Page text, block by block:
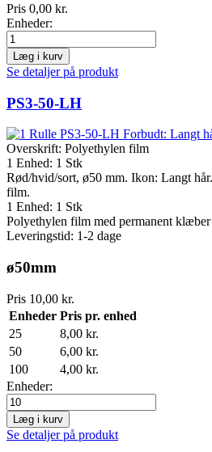
Pris 0,00 kr.
Enheder:
Læg i kurv
Se detaljer på produkt
PS3-50-LH
Overskrift: Polyethylen film
1 Enhed: 1 Stk
Rød/hvid/sort, ø50 mm. Ikon: Langt
film.
1 Enhed: 1 Stk
Polyethylen film med permanent klæber
Leveringstid: 1-2 dage
ø50mm
Pris 10,00 kr.
Enheder Pris pr. enhed
25
8,00 kr.
50
6,00 kr.
100
4,00 kr.
Enheder:
Læg i kurv
Se detaljer på produkt